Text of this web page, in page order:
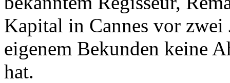
Kapital in Cannes vor zwei
eigenem Bekunden keine
hat.